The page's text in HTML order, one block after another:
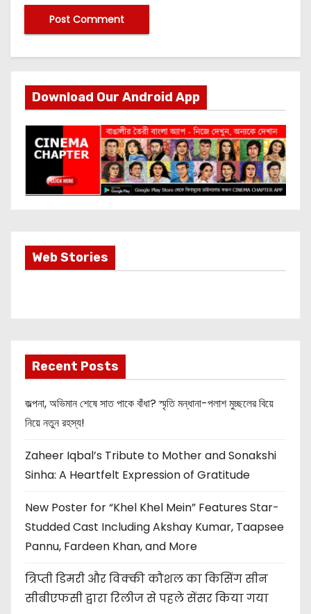
Download Our Android App
Web StoriesMost Important
Info about
Recent Posts
জল্পনা, অভিমান শেষে সাত পাকে বাঁধা? স্মৃতি মন্ধানা-পলাশ মুচ্ছলের বিয়ে
নিয়ে নতুন রহস্য!
Zaheer Iqbal’s Tribute to Mother and Sonakshi
Sinha: A Heartfelt Expression of Gratitude
New Poster for “Khel Khel Mein” Features Star-
Studded Cast Including Akshay Kumar, Taapsee
Pannu, Fardeen Khan, and More
त्रिप्ती डिमरी और विक्की कौशल का किसिंग सीन
सीबीएफसी द्वारा रिलीज से पहले सेंसर किया गया